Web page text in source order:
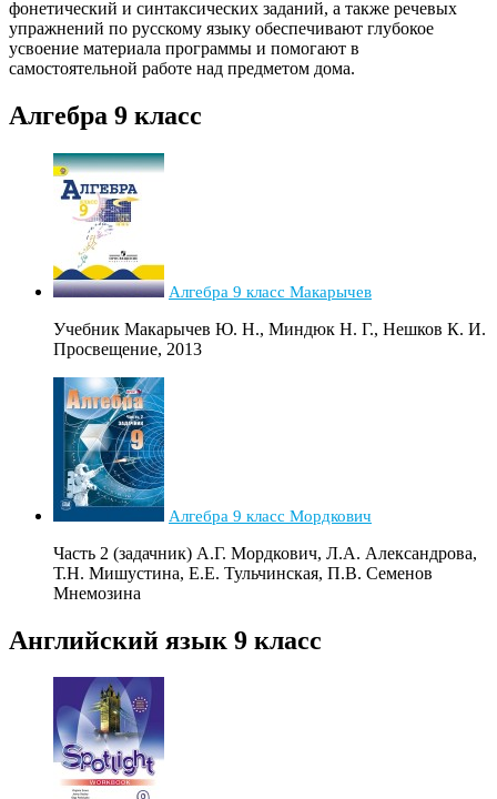
фонетический и синтаксических заданий, а также речевых
упражнений по русскому языку обеспечивают глубокое
усвоение материала программы и помогают в
самостоятельной работе над предметом дома.
Алгебра 9 класс
Алгебра 9 класс Макарычев
Учебник Макарычев Ю. Н., Миндюк Н. Г., Нешков К. И.
Просвещение, 2013
Алгебра 9 класс Мордкович
Часть 2 (задачник) А.Г. Мордкович, Л.А. Александрова,
Т.Н. Мишустина, Е.Е. Тульчинская, П.В. Семенов
Мнемозина
Английский язык 9 класс